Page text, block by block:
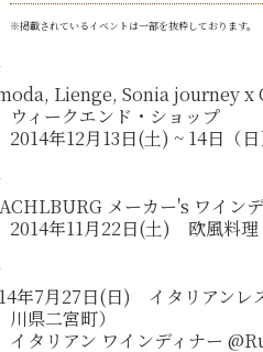
※掲載されているイベントは一部を抜粋しております。
Lienge, Sonia journey x
ウィークエンド・ショップ
2014年12月13日(土) ~ 14日（日
メーカー's ワイン
2014年11月22日(土) 欧風料理
年7月27日(日) イタリアンレ
川県二宮町）
イタリアン ワインディナー